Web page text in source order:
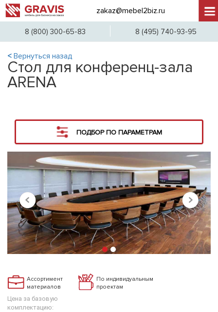
+7
zakaz@mebel2biz.ru
8 (800) 300-65-83 8 (495) 740-93-95
< Вернуться назад
Стол для конференц-зала
ARENA
ПОДБОР ПО ПАРАМЕТРАМ
Ассортимент
материалов
По индивидуальным
проектам
Цена за базовую
комплектацию: